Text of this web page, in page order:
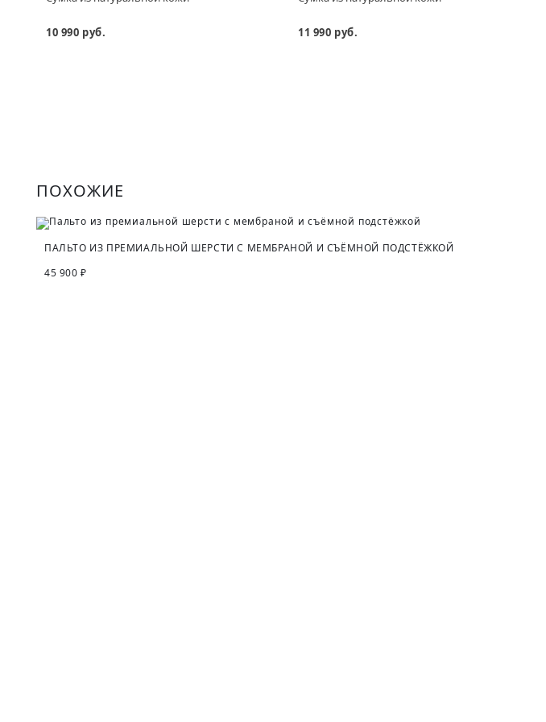
10 990 руб. 11 990 руб.
ПОХОЖИЕ
ПАЛЬТО ИЗ ПРЕМИАЛЬНОЙ ШЕРСТИ С МЕМБРАНОЙ И СЪЁМНОЙ ПОДСТЁЖКОЙ
45 900 ₽